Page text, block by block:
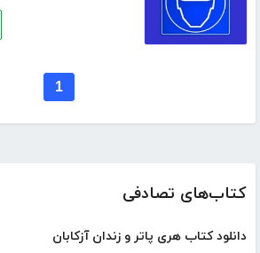
کتاب‌های تصادفی
دانلود کتاب هری پاتر و زندان آزکابان
1